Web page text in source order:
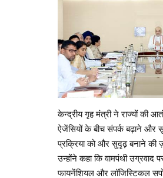
केन्द्रीय गृह मंत्री ने राज्यों की
ऐजेंसियों के बीच संपर्क बढ़ाने और
प्रक्रिया को और सुदृढ़ बनाने की
उन्होंने कहा कि वामपंथी उग्रवाद
फायनेंशियल और लॉजिस्टिकल